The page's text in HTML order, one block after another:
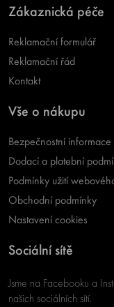
Zákaznická péče
Reklamační formulář
Reklamační řád
Kontakt
Vše o nákupu
Bezpečnostní informace
Dodací a platební
Podmínky užití
Obchodní podmínky
Nastavení cookies
Sociální sítě
Jsme na Facebooku a
našich sociálních sítí.